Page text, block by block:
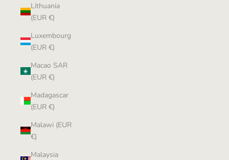
Lithuania
(EUR €)
Luxembourg
(EUR €)
Macao SAR
(EUR €)
Madagascar
(EUR €)
Malawi (EUR
€)
Malaysia